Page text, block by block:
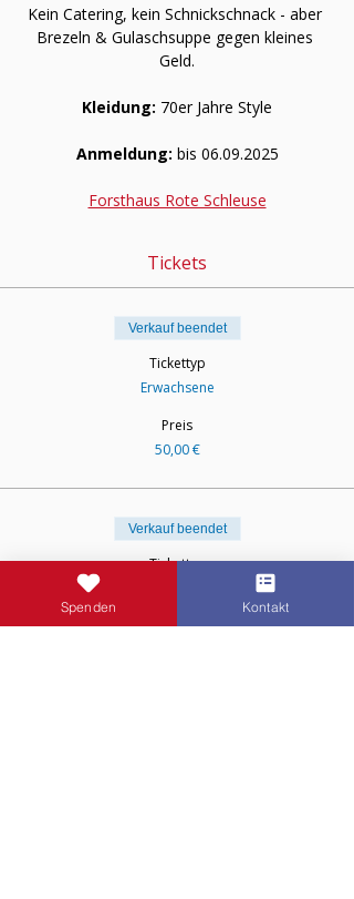
Kein Catering, kein Schnickschnack - aber
Brezeln & Gulaschsuppe gegen kleines
Geld.
Kleidung: 70er Jahre Style
Anmeldung: bis 06.09.2025
Forsthaus Rote Schleuse
Tickets
Verkauf beendet
Tickettyp
Erwachsene
Preis
50,00 €
Verkauf beendet
Tickettyp
Mehr Infos
Spenden Kontakt